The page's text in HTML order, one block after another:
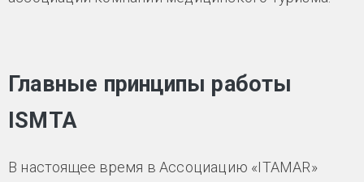
Главные принципы работы
ISMTA
В настоящее время в Ассоциацию «ITAMAR»